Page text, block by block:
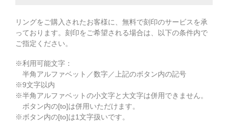
リングをご購入されたお客様に、無料で刻印のサービスを承
っております。 刻印をご希望される場合は、以下の条件内で
ご指定ください。
※利用可能文字：
半角アルファベット／数字／上記のボタン内の記号
※9文字以内
※半角アルファベットの小文字と大文字は併用できません。
ボタン内の[to]は併用いただけます。
※ボタン内の[to]は1文字扱いです。